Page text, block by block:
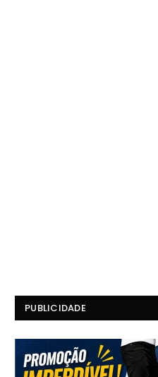
PUBLICIDADE